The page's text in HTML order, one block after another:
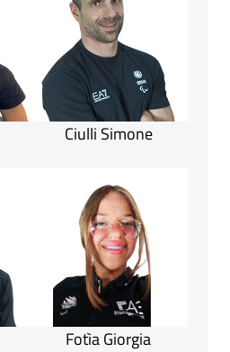
Ciulli Simone
Fotìa Giorgia